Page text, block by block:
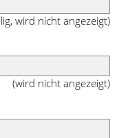
wird nicht angezeigt)
(wird nicht angezeigt)